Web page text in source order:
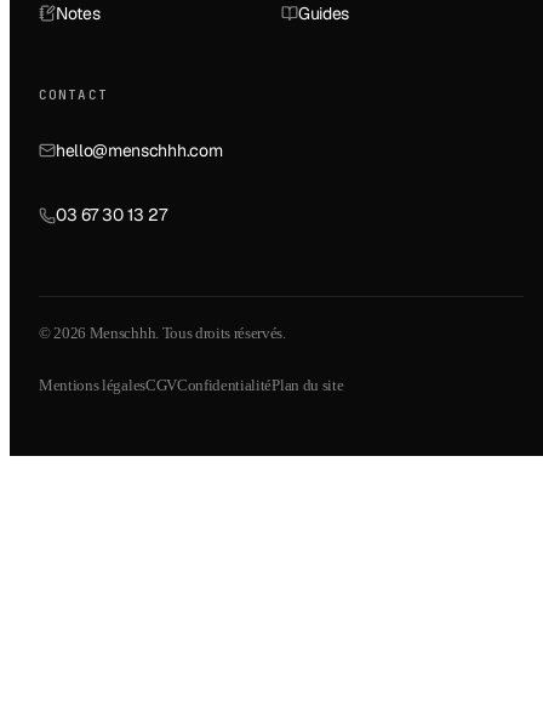
Notes Guides
CONTACT
hello@menschhh.com
03 67 30 13 27
© 2026 Menschhh. Tous droits réservés.
Mentions légalesCGVConfidentialitéPlan du site